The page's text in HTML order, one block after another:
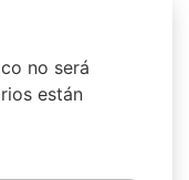
no será
están